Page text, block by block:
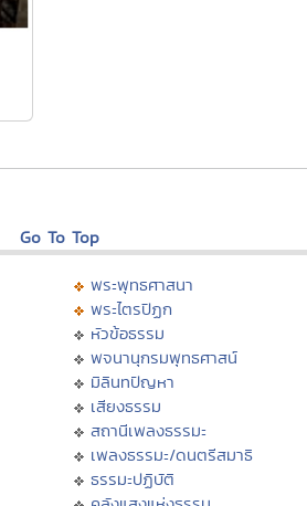
Go To Top
พระพุทธศาสนา
พระไตรปิฏก
หัวข้อธรรม
พจนานุกรมพุทธศาสน์
มิลินทปัญหา
เสียงธรรม
สถานีเพลงธรรมะ
เพลงธรรมะ/ดนตรีสมาธิ
ธรรมะปฏิบัติ